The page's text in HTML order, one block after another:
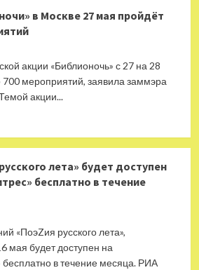
в Москве 27 мая пройдёт
акции «Библионочь» с 27 на 28
700 мероприятий, заявила заммэра
акции...
лета» будет доступен
бесплатно в течение
«ПоэZия русского лета»,
мая будет доступен на
в течение месяца. РИА